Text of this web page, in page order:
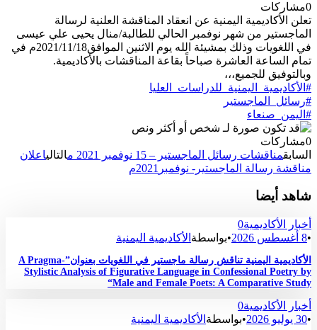
0مشاركات
تعلن الأكاديمية اليمنية عن انعقاد المناقشة العلنية لرسالة
الماجستير من شهر نوفمبر الحالي للطالبة/منال يحيى علي عيسى
في اللغويات وذلك بمشيئة الله يوم الاثنين الموافق2021/11/18م في
تمام الساعة العاشرة صباحاً بقاعة المناقشات بالأكاديمية.
وبالتوفيق للجميع،،،
#الأكاديمية_اليمنية_للدراسات_العليا
#رسائل_الماجستير
#اليمن_صنعاء
0مشاركات
السابقمناقشات رسائل الماجستير – 15 نوفمبر 2021 م التالياعلان
مناقشة رسالة الماجستير- نوفمبر2021م
شاهد أيضا
أخبار الأكاديمية0
•8 أغسطس 2026 •بواسطة الأكاديمية اليمنية
الأكاديمية اليمنية تناقش رسالة ماجستير في اللغويات بعنوان”A Pragma-
Stylistic Analysis of Figurative Language in Confessional Poetry by
Male and Female Poets: A Comparative Study“
أخبار الأكاديمية0
•30 يوليو 2026 •بواسطة الأكاديمية اليمنية